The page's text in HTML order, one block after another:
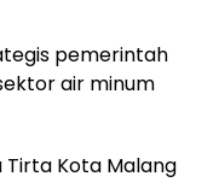
pemerintah
air minum
Tirta Kota Malang